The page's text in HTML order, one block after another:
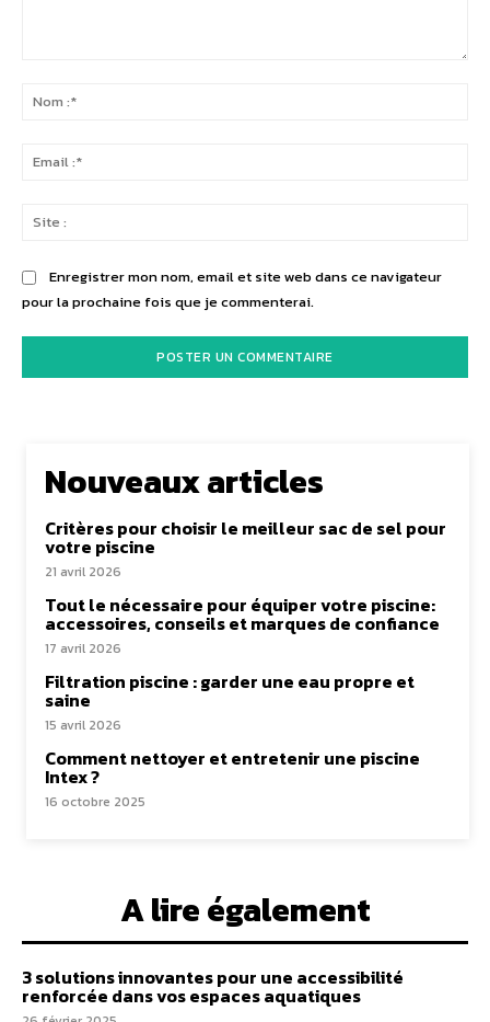
Enregistrer mon nom, email et site web dans ce navigateur
pour la prochaine fois que je commenterai.
Nouveaux articles
Critères pour choisir le meilleur sac de sel pour
votre piscine
21 avril 2026
Tout le nécessaire pour équiper votre piscine:
accessoires, conseils et marques de confiance
17 avril 2026
Filtration piscine : garder une eau propre et
saine
15 avril 2026
Comment nettoyer et entretenir une piscine
Intex ?
16 octobre 2025
A lire également
3 solutions innovantes pour une accessibilité
renforcée dans vos espaces aquatiques